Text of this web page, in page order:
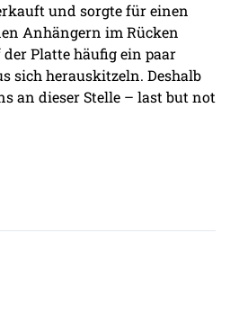
und sorgte für einen
Anhängern im Rücken
Platte häufig ein paar
sich herauskitzeln. Deshalb
an dieser Stelle – last but not